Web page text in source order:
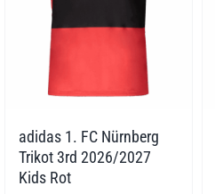
adidas 1. FC Nürnberg
Trikot 3rd 2026/2027
Kids Rot